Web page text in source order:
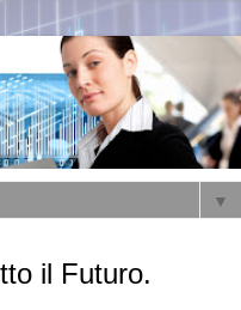
▼
il Futuro.